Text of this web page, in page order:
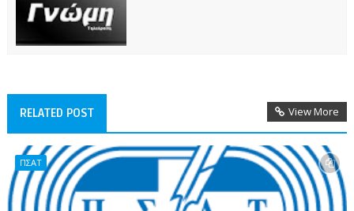
RELATED POST View More
ΠΣΑΤ